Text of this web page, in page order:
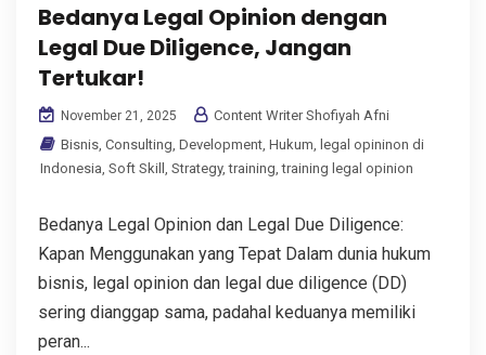
Bedanya Legal Opinion dengan
Legal Due Diligence, Jangan
Tertukar!
November 21, 2025
Content Writer Shofiyah Afni
Bisnis Consulting Development Hukum legal opininon di
Indonesia Soft Skill Strategy,training ,training legal opinion
Bedanya Legal Opinion dan Legal Due Diligence:
Kapan Menggunakan yang Tepat Dalam dunia hukum
bisnis, legal opinion dan legal due diligence (DD)
sering dianggap sama, padahal keduanya memiliki
peran...